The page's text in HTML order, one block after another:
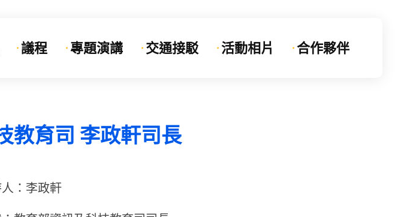
議程 專題演講 交通接駁 活動相片 合作夥伴
教育司 李政軒司長
：李政軒